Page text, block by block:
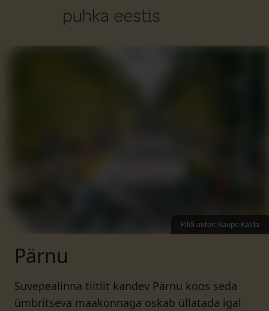
Pildi autor: Kaupo Kalda
Pärnu
Suvepealinna tiitlit kandev Pärnu koos seda
ümbritseva maakonnaga oskab üllatada igal